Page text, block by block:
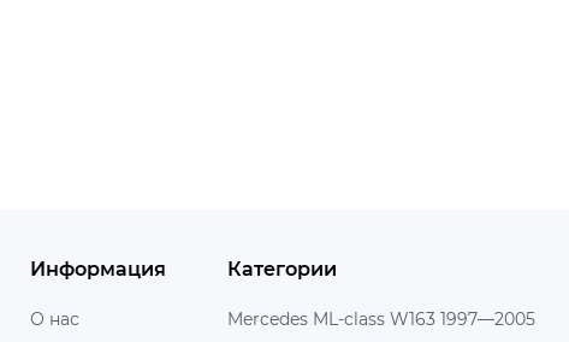
Информация
О нас
Категории
Mercedes ML-class W163 1997—2005